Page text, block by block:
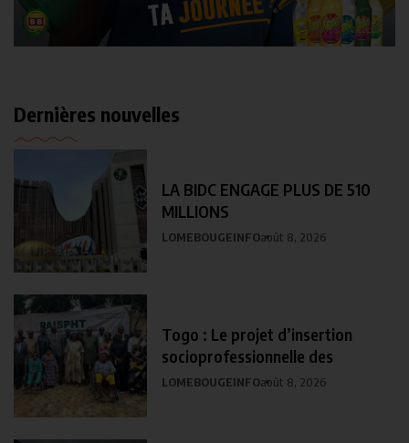
Dernières nouvelles
LA BIDC ENGAGE PLUS DE 510
MILLIONS
LOMEBOUGEINFOaoût 8, 2026
Togo : Le projet d’insertion
socioprofessionnelle des
LOMEBOUGEINFOaoût 8, 2026